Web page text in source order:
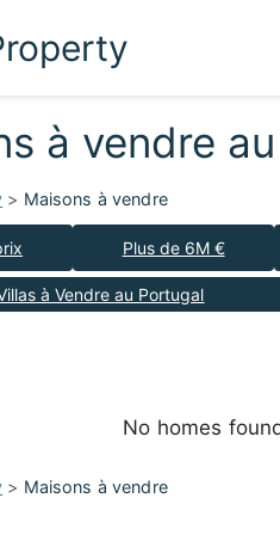
à vendre
> Maisons à vendre
Plus de 6M €
à Vendre au Portugal
No homes
> Maisons à vendre